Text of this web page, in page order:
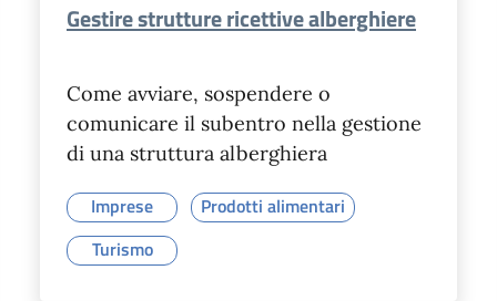
Gestire strutture ricettive alberghiere
Come avviare, sospendere o
comunicare il subentro nella gestione
di una struttura alberghiera
Imprese
Prodotti alimentari
Turismo